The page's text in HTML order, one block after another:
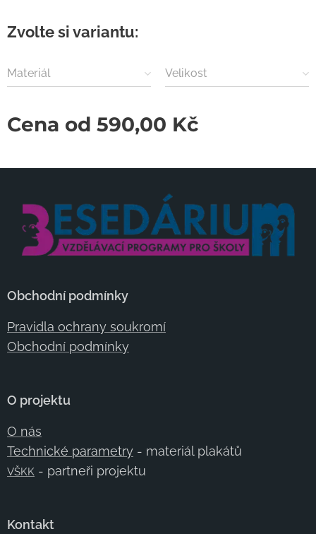
Zvolte si variantu:
Materiál Velikost
Cena od 590,00 Kč
Obchodní podmínky
Pravidla ochrany soukromí
Obchodní podmínky
O projektu
O nás
Technické parametry - materiál plakátů
VŠKK - partneři projektu
Kontakt